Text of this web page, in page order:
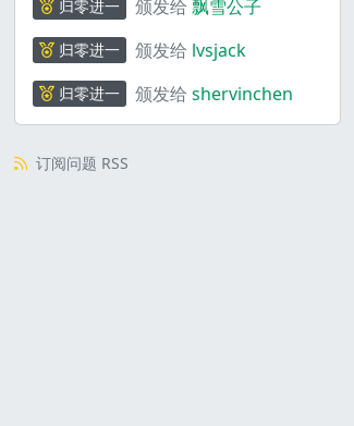
归零进一 颁发给 飘雪公子
归零进一 颁发给 lvsjack
归零进一 颁发给 shervinchen
订阅问题 RSS